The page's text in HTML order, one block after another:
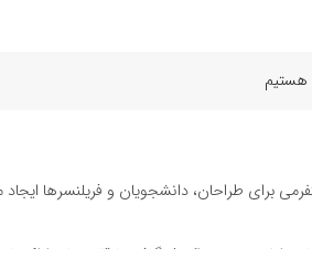
هستیم
برای طراحان، دانشجویان و فریلنسرها
ایلاستریتور و اکسل گرفته تا قالب‌های ارائه